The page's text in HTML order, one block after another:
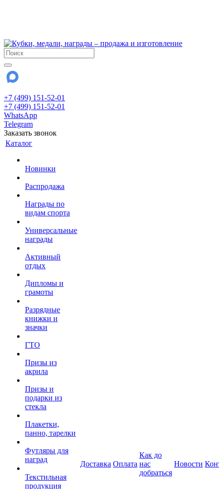
+7 (499) 151-52-01
+7 (499) 151-52-01
WhatsApp
Telegram
Заказать звонок
Каталог
Новинки
Распродажа
Награды по
видам спорта
Универсальные
награды
Активный
отдых
Дипломы и
грамоты
Разрядные
книжки и
значки
ГТО
Призы из
акрила
Призы и
подарки из
стекла
Плакетки,
панно, тарелки
Футляры для
наград
Текстильная
продукция
Доставка Оплата
Как до
нас
добраться
Новости